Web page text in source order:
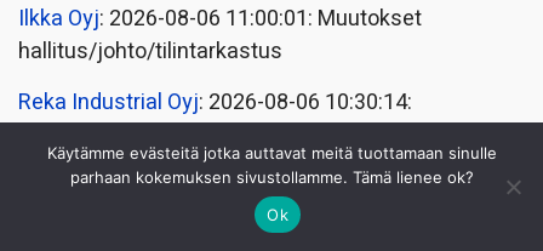
Ilkka Oyj: 2026-08-06 11:00:01: Muutokset
hallitus/johto/tilintarkastus
Reka Industrial Oyj: 2026-08-06 10:30:14:
Metsä Board: 2026-08-06 09:00:10:
Käytämme evästeitä jotka auttavat meitä tuottamaan sinulle
parhaan kokemuksen sivustollamme. Tämä lienee ok?
Ok